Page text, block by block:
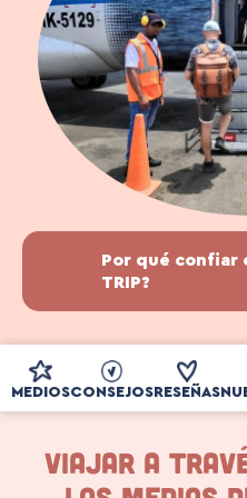
Por qué confiar
TRIP?
MEDIOSCONSEJOS RESEÑAS
Viajar a